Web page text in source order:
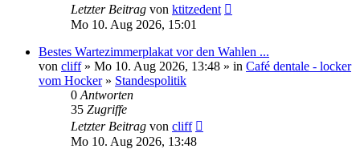
Letzter Beitrag von ktitzedent
Mo 10. Aug 2026, 15:01
Bestes Wartezimmerplakat vor den Wahlen ...
von cliff» Mo 10. Aug 2026, 13:48 » in Café dentale - locker
vom Hocker» Standespolitik
0 Antworten
35 Zugriffe
Letzter Beitrag von cliff
Mo 10. Aug 2026, 13:48